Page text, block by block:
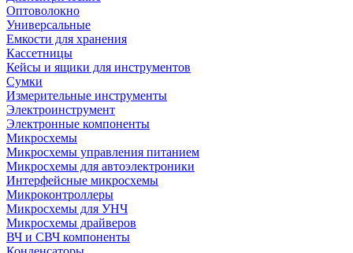
Оптоволокно
Универсальные
Емкости для хранения
Кассетницы
Кейсы и ящики для инструментов
Сумки
Измерительные инструменты
Электроинструмент
Электронные компоненты
Микросхемы
Микросхемы управления питанием
Микросхемы для автоэлектроники
Интерфейсные микросхемы
Микроконтроллеры
Микросхемы для УНЧ
Микросхемы драйверов
ВЧ и СВЧ компоненты